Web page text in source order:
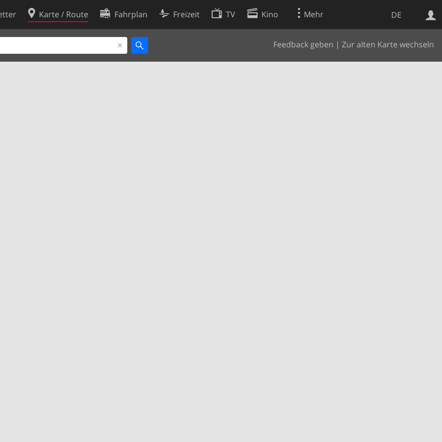
DE
Karte / Route Fahrplan Freizeit TV Kino Mehr
Feedback geben | Zur alten Karte wechseln
Websuche
Cookie-Richtlinie
Cookie-Einstellungen